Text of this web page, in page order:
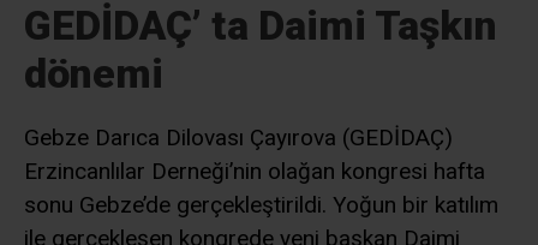
GEDİDAÇ’ ta Daimi Taşkın
dönemi
Gebze Darıca Dilovası Çayırova (GEDİDAÇ)
Erzincanlılar Derneği’nin olağan kongresi hafta
sonu Gebze’de gerçekleştirildi. Yoğun bir katılım
ile gerçekleşen kongrede yeni başkan Daimi